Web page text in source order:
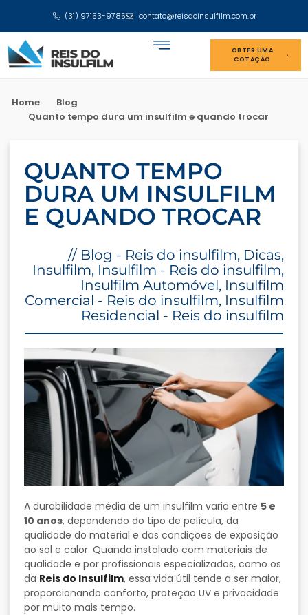
(31) 97153-9785 contato@reisdoinsulfilm.com.br
OBTER UMA
COTAÇÃO
Home
Blog
Quanto tempo dura um insulfilm e quando trocar
QUANTO TEMPO
DURA UM INSULFILM
E QUANDO TROCAR
// Blog - Reis do insulfilm, Dicas,
Insulfilm, Insulfilm - Reis do insulfilm,
Insulfilm Automóvel, Insulfilm
Comercial - Reis do insulfilm, Insulfilm
Residencial - Reis do insulfilm
A durabilidade média de um insulfilm varia entre 5 e
10 anos, dependendo do tipo de película, da
qualidade do material e das condições de exposição
ao sol e calor. Quando instalado com materiais de
qualidade e por profissionais especializados, como os
da Reis do Insulfilm, essa vida útil tende a ser maior,
proporcionando conforto, proteção UV e privacidade
por muito mais tempo.